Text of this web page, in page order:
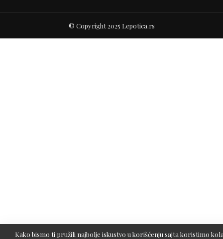
© Copyright 2025 Lepotica.rs
Kako bismo ti pružili najbolje iskustvo u korišćenju sajta koristimo